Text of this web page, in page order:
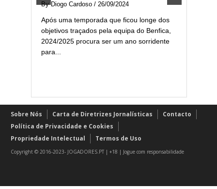
By Diogo Cardoso / 26/09/2024
Após uma temporada que ficou longe dos
objetivos traçados pela equipa do Benfica,
2024/2025 procura ser um ano sorridente
para...
Sobre Nós Carta de Diretrizes Jornalísticas
Contacto
Política de Privacidade e Cookies
Propriedade Intelectual
Termos de Uso
Copyright © 2016-2023- JOGADORES.PT | +18 | Jogue com responsabilidade